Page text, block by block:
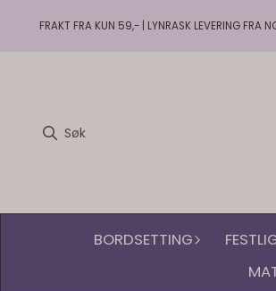
Hopp til innhold
FRAKT FRA KUN 59,- | LYNRASK LEVERING FRA
BORDSETTING
På lager